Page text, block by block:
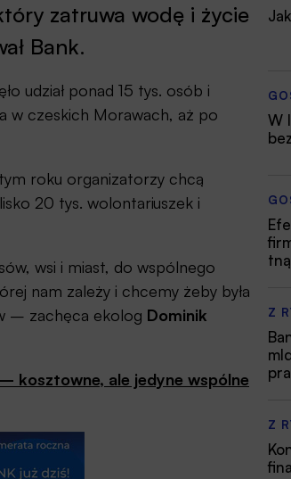
zatruwa wodę i życie
Bank.
udział ponad 15 tys. osób i
w czeskich Morawach, aż po
roku organizatorzy chcą
20 tys. wolontariuszek i
wsi i miast, do wspólnego
nam zależy i chcemy żeby była
– zachęca ekolog Dominik
kosztowne, ale jedyne wspólne
W
Z
Z